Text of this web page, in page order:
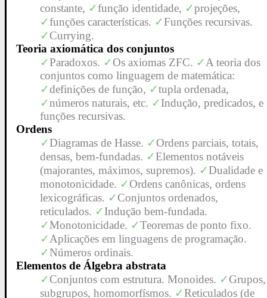
constante,
função identidade,
projeções,
funções características.
Funções recursivas.
Currying.
Teoria axiomática dos conjuntos
Paradoxos.
Os axiomas ZFC.
A teoria dos
conjuntos como linguagem de matemática:
definições de função,
tupla ordenada,
números naturais, etc.
Indução, predicados, e
funções recursivas.
Ordens
Diagramas de Hasse.
Ordens parciais, totais,
densas, bem-fundadas.
Elementos notáveis
(majorantes, máximos, supremos).
Dualidade e
monotonicidade.
Ordens canônicas, ordens
lexicográficas.
Conjuntos ordenados,
reticulados.
Indução bem-fundada.
Monotonicidade.
Teoremas de ponto fixo.
Aplicações em linguagens de programação.
Números ordinais.
Elementos de Álgebra abstrata
Conjuntos com estrutura. Monoides.
Grupos,
subgrupos, homomorfísmos.
Reticulados (de